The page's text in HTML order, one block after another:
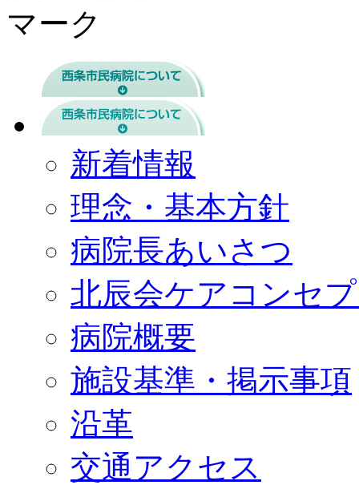
新着情報
理念・基本方針
病院長あいさつ
北辰会ケアコンセ
病院概要
施設基準・掲示事項
沿革
交通アクセス